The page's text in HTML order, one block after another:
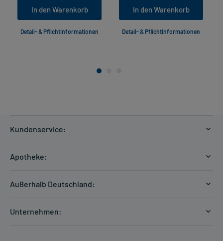
In den Warenkorb
Detail- & Pflichtinformationen
In den Warenkorb
Detail- & Pflichtinformationen
Kundenservice:
Zahlungsarten
Hilfe
Apotheke:
Außerhalb Deutschland:
Unternehmen: